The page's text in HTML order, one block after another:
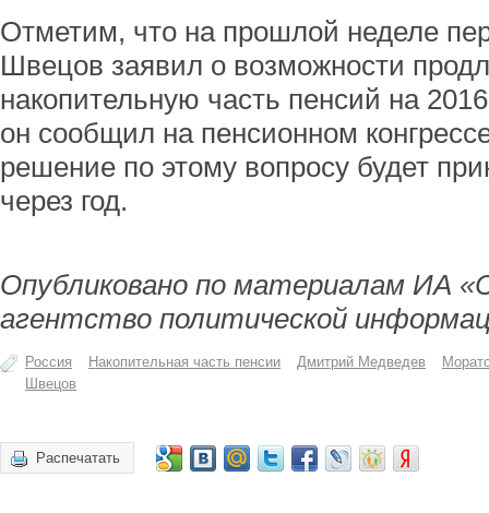
Отметим, что на прошлой неделе
Швецов заявил о возможности
накопительную часть пенсий на
он сообщил на пенсионном
решение по этому вопросу будет
через год.
Опубликовано по материалам ИА
агентство политической
Россия Накопительная часть пенсии Дмитрий Медведев
Швецов
Распечатать